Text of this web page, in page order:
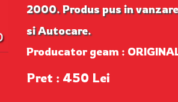
2000. Produs pus in
si Autocare.
Producator geam :
Pret : 450 Lei